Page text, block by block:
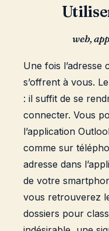
web,
Une fois l’adresse
s’offrent à vous.
: il suffit de se
connecter. Vous
l’application
comme sur
adresse dans
de votre
vous retrouverez
dossiers pour